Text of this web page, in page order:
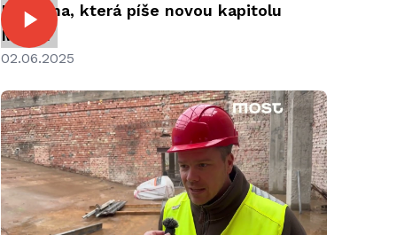
Proměna, která píše novou kapitolu
Mostu
02.06.2025